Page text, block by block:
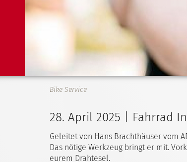
Bike Service
28. April 2025 | Fahrrad
Geleitet von Hans Brachthäuser vom
Das nötige Werkzeug bringt er mit.
eurem Drahtesel.